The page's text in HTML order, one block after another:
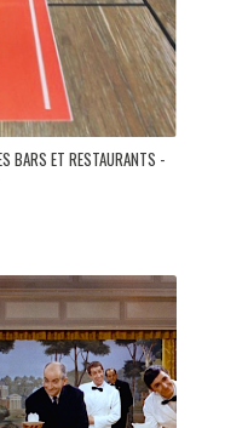
BARS ET RESTAURANTS -